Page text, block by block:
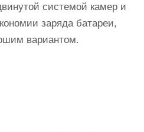
системой камер и
заряда батареи,
вариантом.